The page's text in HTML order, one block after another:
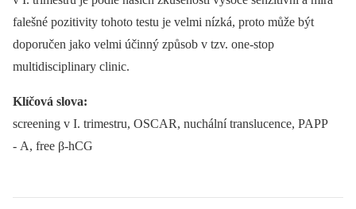
falešné pozitivity tohoto testu je velmi nízká, proto může být
doporučen jako velmi účinný způsob v tzv. one-stop
multidisciplinary clinic.
Klíčová slova:
screening v I. trimestru, OSCAR, nuchální translucence, PAPP
-⁠ A, free β-hCG